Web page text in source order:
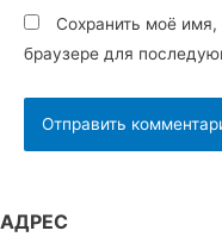
Сохранить моё имя,
браузере для
АДРЕС